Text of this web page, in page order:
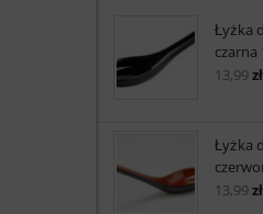
Łyżka
czarna
13,99zł
Łyżka
13,99zł